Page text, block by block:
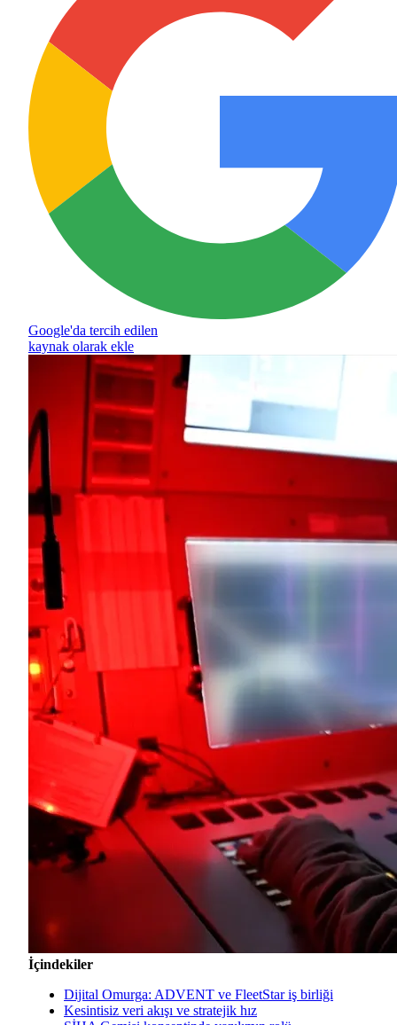
Google'da tercih edilen
kaynak olarak ekle
İçindekiler
Dijital Omurga: ADVENT ve FleetStar iş birliği
Kesintisiz veri akışı ve stratejik hız